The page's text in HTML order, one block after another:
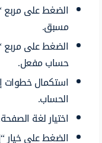
الضغط على
مسبق.
الضغط على
حساب مفعل.
استكمال خطوات
الحساب.
اختيار لغة
الضغط على خيار